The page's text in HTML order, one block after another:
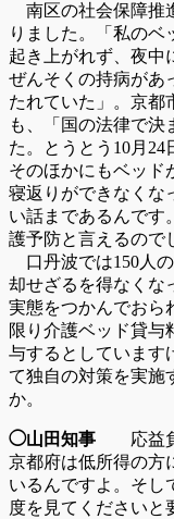
南区の社会保障推
りました。「私のベ
起き上がれず、夜中
ぜんそくの持病があ
たれていた」。京都
も、「国の法律で決
た。とうとう10月24
そのほかにもベッド
寝返りができなくな
い話まであるんです
護予防と言えるので
口丹波では150人
却せざるを得なくな
実態をつかんでおら
限り介護ベッド貸与
与するとしています
て独自の対策を実施
か。
◯山田知事 応益負
京都府は低所得の方
いるんですよ。そし
度を見てくださいと